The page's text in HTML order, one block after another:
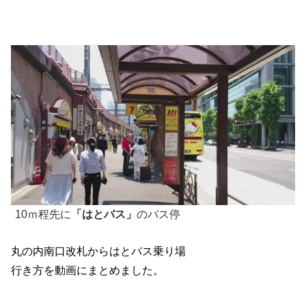
10ｍ程先に 「はとバス」 のバス停
丸の内南口改札からはとバス乗り場
行き方を動画にまとめました。